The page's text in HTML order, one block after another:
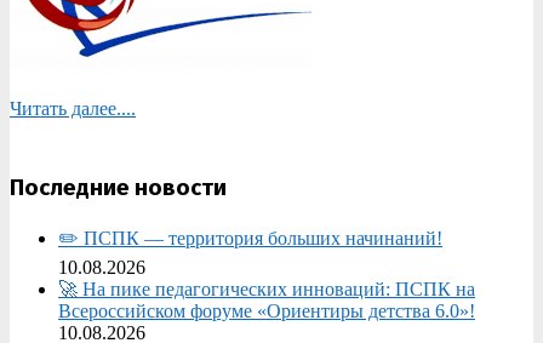
Читать далее....
Последние новости
✏️ ПСПК — территория больших начинаний!
10.08.2026
🚀 На пике педагогических инноваций: ПСПК на
Всероссийском форуме «Ориентиры детства 6.0»!
10.08.2026